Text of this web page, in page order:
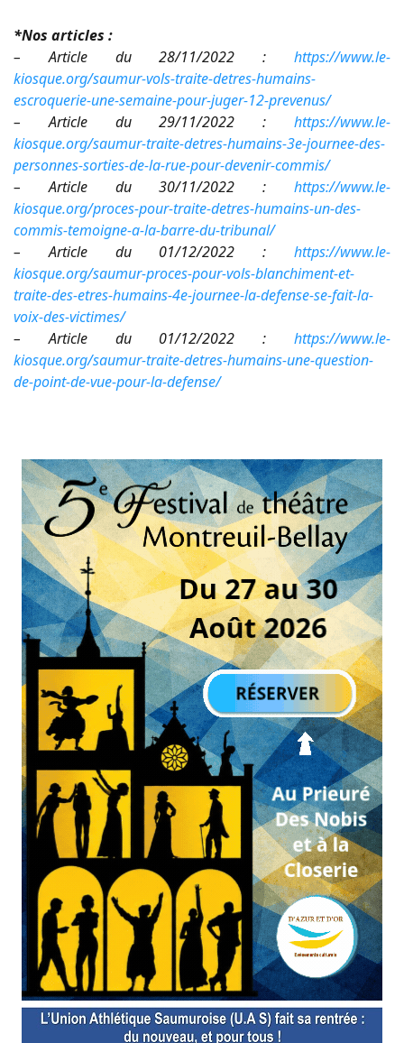
*Nos articles :
– Article du 28/11/2022 : https://www.le-
kiosque.org/saumur-vols-traite-detres-humains-
escroquerie-une-semaine-pour-juger-12-prevenus/
– Article du 29/11/2022 : https://www.le-
kiosque.org/saumur-traite-detres-humains-3e-journee-des-
personnes-sorties-de-la-rue-pour-devenir-commis/
– Article du 30/11/2022 : https://www.le-
kiosque.org/proces-pour-traite-detres-humains-un-des-
commis-temoigne-a-la-barre-du-tribunal/
– Article du 01/12/2022 : https://www.le-
kiosque.org/saumur-proces-pour-vols-blanchiment-et-
traite-des-etres-humains-4e-journee-la-defense-se-fait-la-
voix-des-victimes/
– Article du 01/12/2022 : https://www.le-
kiosque.org/saumur-traite-detres-humains-une-question-
de-point-de-vue-pour-la-defense/